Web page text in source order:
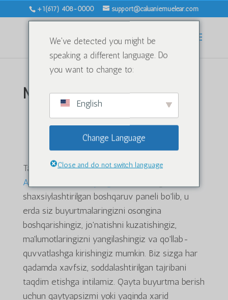
+1(617) 408-0000 support@caluaniemuelear.com
Mening hisobim
Hisobingizga xush kelibsiz -
AQShda ishlab chiqarilgan
Caluanie Muelear
Tanlaganingiz uchun rahmatCaluanie Muelear
AQShda ishlab chiqarilgan
shaxsiylashtirilgan boshqaruv paneli bo'lib, u
erda siz buyurtmalaringizni osongina
boshqarishingiz, jo'natishni kuzatishingiz,
ma'lumotlaringizni yangilashingiz va qo'llab-
quvvatlashga kirishingiz mumkin. Biz sizga har
qadamda xavfsiz, soddalashtirilgan tajribani
taqdim etishga intilamiz. Qayta buyurtma berish
uchun qaytyapsizmi yoki yaqinda xarid
We've detected you might be
speaking a different language. Do
you want to change to:
English
Change Language
Close and do not switch language